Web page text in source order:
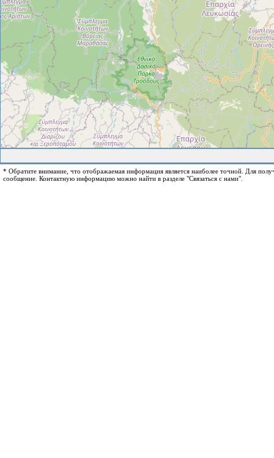
* Обратите внимание, что отображаемая информация является наиболее точной. Для
сообщение. Контактную информацию можно найти в разделе "Связаться с нами".